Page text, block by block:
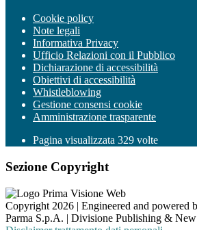
Cookie policy
Note legali
Informativa Privacy
Ufficio Relazioni con il Pubblico
Dichiarazione di accessibilità
Obiettivi di accessibilità
Whistleblowing
Gestione consensi cookie
Amministrazione trasparente
Pagina visualizzata 329 volte
Sezione Copyright
Copyright 2026 | Engineered and powered
Parma S.p.A. | Divisione Publishing &